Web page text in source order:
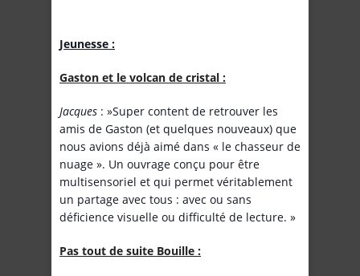
Jeunesse :
Gaston et le volcan de cristal :
Jacques : »Super content de retrouver les
amis de Gaston (et quelques nouveaux) que
nous avions déjà aimé dans « le chasseur de
nuage ». Un ouvrage conçu pour être
multisensoriel et qui permet véritablement
un partage avec tous : avec ou sans
déficience visuelle ou difficulté de lecture. »
Pas tout de suite Bouille :